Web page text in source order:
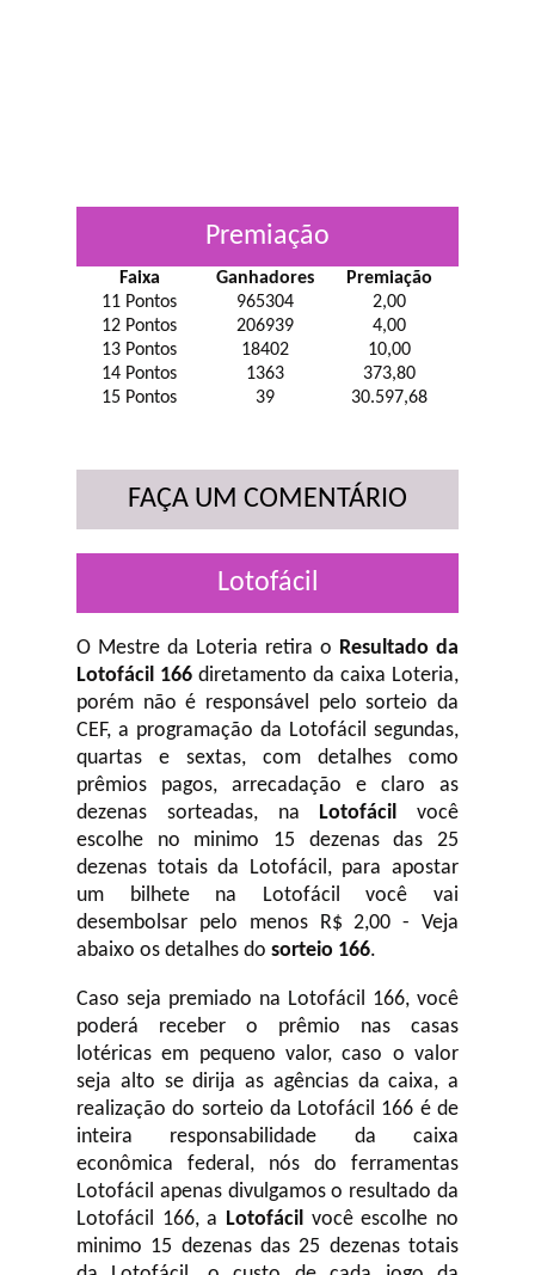
Premiação
Faixa Ganhadores
Premiação
11 Pontos
965304
2,00
12 Pontos
206939
4,00
13 Pontos
18402
10,00
14 Pontos
1363
373,80
15 Pontos
39 30.597,68
FAÇA UM COMENTÁRIO
Lotofácil
O Mestre da Loteria retira o Resultado da
Lotofácil 166 diretamento da caixa Loteria,
porém não é responsável pelo sorteio da
CEF, a programação da Lotofácil segundas,
quartas e sextas, com detalhes como
prêmios pagos, arrecadação e claro as
dezenas sorteadas, na Lotofácil você
escolhe no minimo 15 dezenas das 25
dezenas totais da Lotofácil, para apostar
um bilhete na Lotofácil você vai
desembolsar pelo menos R$ 2,00 - Veja
abaixo os detalhes do sorteio 166.
Caso seja premiado na Lotofácil 166, você
poderá receber o prêmio nas casas
lotéricas em pequeno valor, caso o valor
seja alto se dirija as agências da caixa, a
realização do sorteio da Lotofácil 166 é de
inteira responsabilidade da caixa
econômica federal, nós do ferramentas
Lotofácil apenas divulgamos o resultado da
Lotofácil 166, a Lotofácil você escolhe no
minimo 15 dezenas das 25 dezenas totais